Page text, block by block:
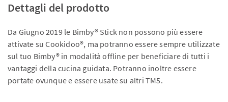
Dettagli del prodotto
Da Giugno 2019 le Bimby® Stick non possono più essere
attivate su Cookidoo®, ma potranno essere sempre utilizzate
sul tuo Bimby® in modalità offline per beneficiare di tutti i
vantaggi della cucina guidata. Potranno inoltre essere
portate ovunque e essere usate su altri TM5.